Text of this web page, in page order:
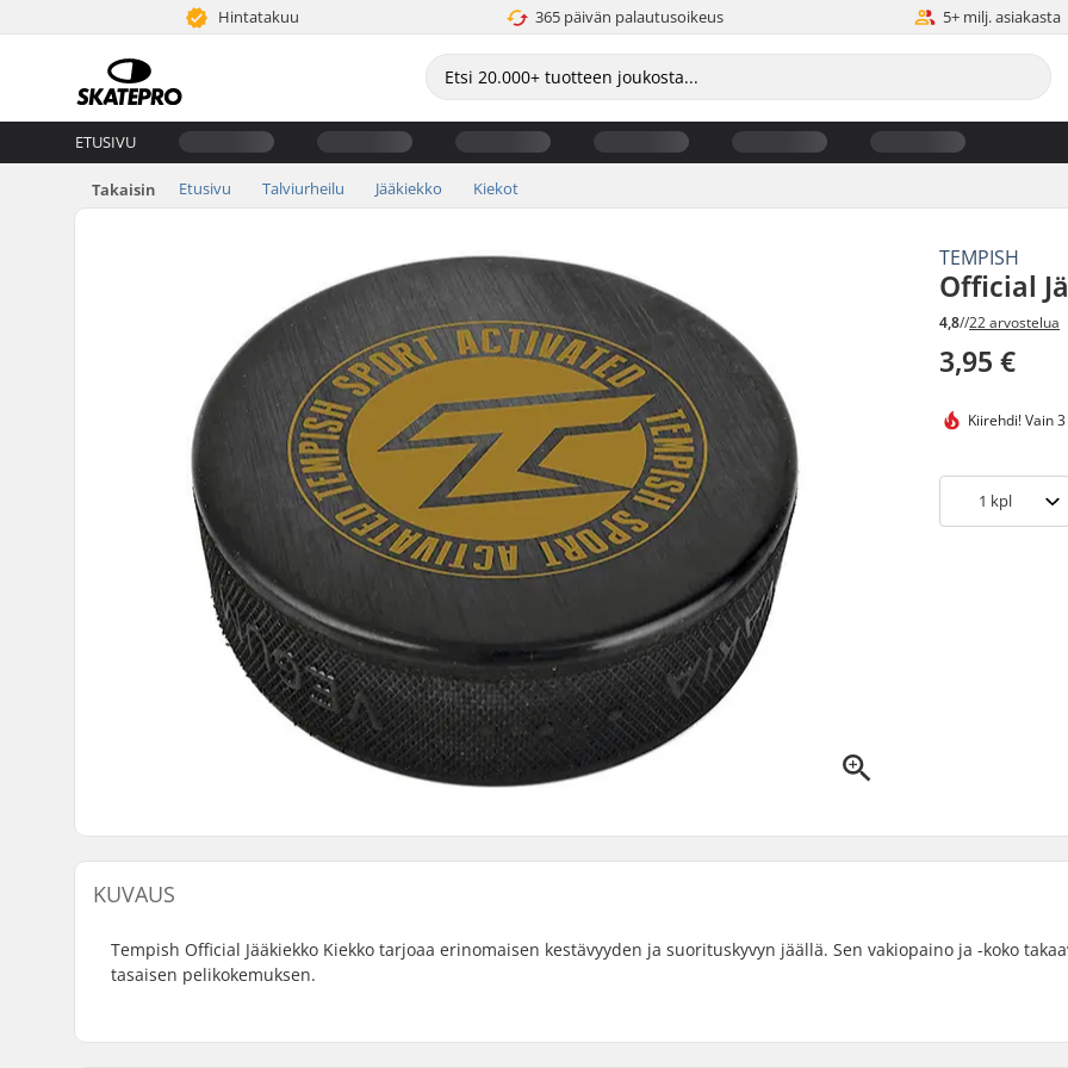
Hintatakuu 365 päivän palautusoikeus 5+ milj. asiakasta
ETUSIVU
Takaisin Etusivu Talviurheilu Jääkiekko Kiekot
TEMPISH
Official
4,8//22 arvostelua
3,95 €
Kiirehdi!Vain
1 kpl
KUVAUS
Tempish Official Jääkiekko Kiekko tarjoaa erinomaisen kestävyyden ja suorituskyvyn jäällä. Sen vakiopaino ja -koko
tasaisen pelikokemuksen.